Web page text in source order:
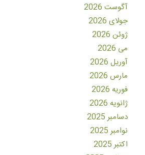
آگوست 2026
جولای 2026
ژوئن 2026
می 2026
آوریل 2026
مارس 2026
فوریه 2026
ژانویه 2026
دسامبر 2025
نوامبر 2025
اکتبر 2025